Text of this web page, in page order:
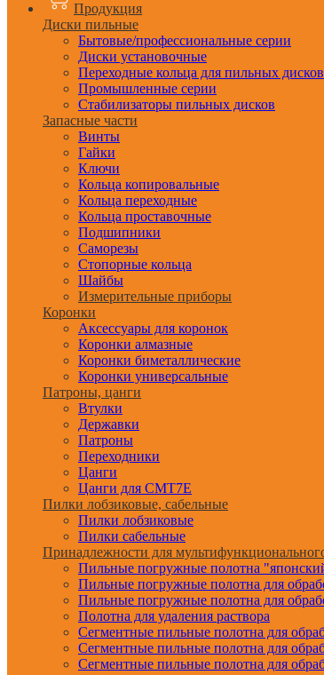
Продукция
Диски пильные
Бытовые/профессиональные серии
Диски установочные
Переходные кольца для пильных дисков
Промышленные серии
Стабилизаторы пильных дисков
Запасные части
Винты
Гайки
Ключи
Кольца копировальные
Кольца переходные
Кольца проставочные
Подшипники
Саморезы
Стопорные кольца
Шайбы
Измерительные приборы
Коронки
Аксессуары для коронок
Коронки алмазные
Коронки биметаллические
Коронки универсальные
Патроны, цанги
Втулки
Державки
Патроны
Переходники
Цанги
Цанги для CMT7E
Пилки лобзиковые, сабельные
Пилки лобзиковые
Пилки сабельные
Принадлежности для
Пильные погружные полотна
Пильные погружные полотна для
Пильные погружные полотна для
Полотна для удаления раствора
Сегментные пильные полотна для
Сегментные пильные полотна для
Сегментные пильные полотна для